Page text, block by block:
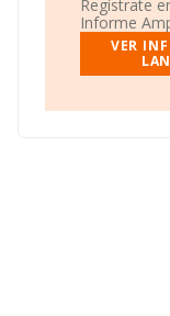
Regístrate
Informe
VER